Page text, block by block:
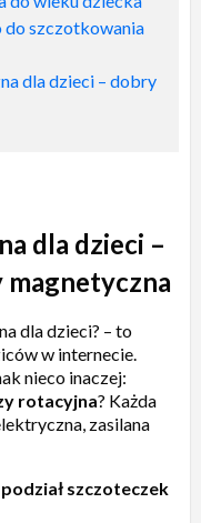
do szczotkowania
dla dzieci – dobry
dla dzieci –
magnetyczna
dla dzieci? – to
w internecie.
nieco inaczej:
rotacyjna? Każda
zasilana
szczoteczek